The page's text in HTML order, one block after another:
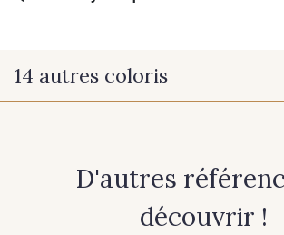
14 autres coloris
D'autres
découvrir !